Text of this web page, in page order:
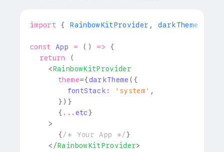
import { RainbowKitProvider , darkTheme
const App = ( ) =>
{
return
(
<RainbowKitProvider
theme={darkTheme ( {
        fontStack
: 'system' ,
} ) }
{ ... etc }
>
{ /* Your App */ }
</RainbowKitProvider>